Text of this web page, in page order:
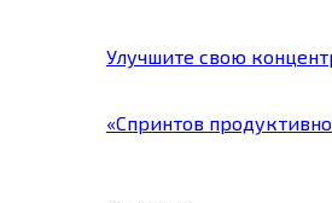
Улучшите свою
«Спринтов